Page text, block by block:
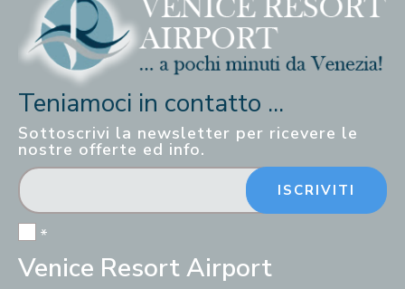
Teniamoci in contatto ...
Sottoscrivi la newsletter per ricevere le
nostre offerte ed info.
*
ISCRIVITI
Venice Resort Airport